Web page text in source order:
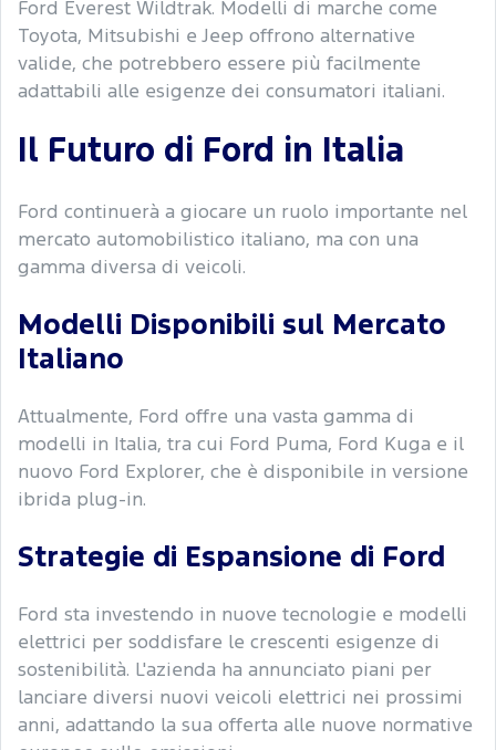
Ford Everest Wildtrak. Modelli di marche come
Toyota, Mitsubishi e Jeep offrono alternative
valide, che potrebbero essere più facilmente
adattabili alle esigenze dei consumatori italiani.
Il Futuro di Ford in Italia
Ford continuerà a giocare un ruolo importante nel
mercato automobilistico italiano, ma con una
gamma diversa di veicoli.
Modelli Disponibili sul Mercato
Italiano
Attualmente, Ford offre una vasta gamma di
modelli in Italia, tra cui Ford Puma, Ford Kuga e il
nuovo Ford Explorer, che è disponibile in versione
ibrida plug-in.
Strategie di Espansione di Ford
Ford sta investendo in nuove tecnologie e modelli
elettrici per soddisfare le crescenti esigenze di
sostenibilità. L'azienda ha annunciato piani per
lanciare diversi nuovi veicoli elettrici nei prossimi
anni, adattando la sua offerta alle nuove normative